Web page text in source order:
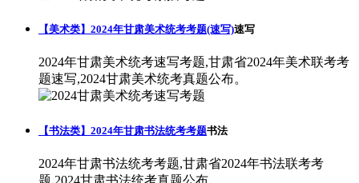
【美术类】2024年甘肃美术统考考题(速写)速写
2024年甘肃美术统考速写考题,甘肃省2024年美术联考考
题速写,2024甘肃美术统考真题公布。
【书法类】2024年甘肃书法统考考题书法
2024年甘肃书法统考考题,甘肃省2024年书法联考考
题,2024甘肃书法统考真题公布。